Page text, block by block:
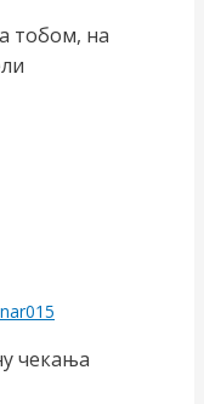
тобом, на
чекања